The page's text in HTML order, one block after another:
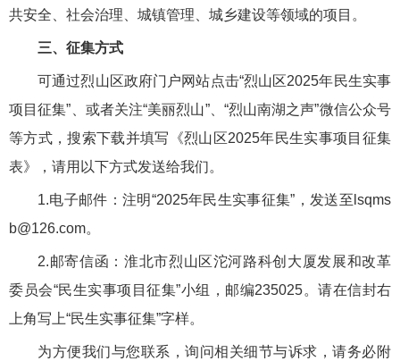
共安全、社会治理、城镇管理、城乡建设等领域的项目。
三、征集方式
可通过烈山区政府门户网站点击“烈山区2025年民生实事
项目征集”、或者关注“美丽烈山”、“烈山南湖之声”微信公众号
等方式，搜索下载并填写《烈山区2025年民生实事项目征集
表》，请用以下方式发送给我们。
1.电子邮件：注明“2025年民生实事征集”，发送至lsqms
b@126.com。
2.邮寄信函：淮北市烈山区沱河路科创大厦发展和改革
委员会“民生实事项目征集”小组，邮编235025。请在信封右
上角写上“民生实事征集”字样。
为方便我们与您联系，询问相关细节与诉求，请务必附